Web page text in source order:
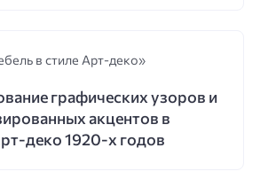
в стиле Арт-деко»
графических узоров и
акцентов в
деко 1920-х годов